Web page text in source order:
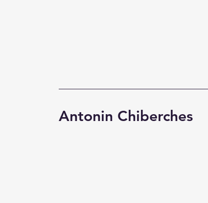
Antonin Chiberches